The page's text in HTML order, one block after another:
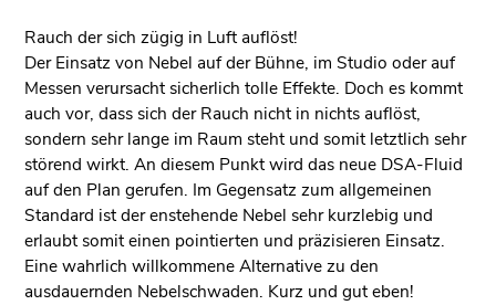
Rauch der sich zügig in Luft auflöst!
Der Einsatz von Nebel auf der Bühne, im Studio oder auf
Messen verursacht sicherlich tolle Effekte. Doch es kommt
auch vor, dass sich der Rauch nicht in nichts auflöst,
sondern sehr lange im Raum steht und somit letztlich sehr
störend wirkt. An diesem Punkt wird das neue DSA-Fluid
auf den Plan gerufen. Im Gegensatz zum allgemeinen
Standard ist der enstehende Nebel sehr kurzlebig und
erlaubt somit einen pointierten und präzisieren Einsatz.
Eine wahrlich willkommene Alternative zu den
ausdauernden Nebelschwaden. Kurz und gut eben!